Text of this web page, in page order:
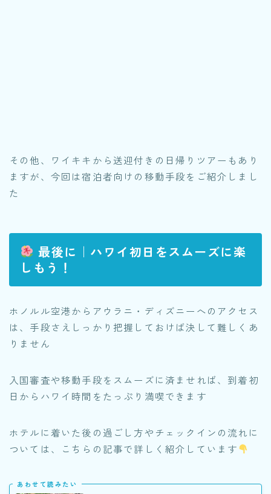
その他、ワイキキから送迎付きの日帰りツアーもあり
ますが、今回は宿泊者向けの移動手段をご紹介しまし
た
最後に｜ハワイ初日をスムーズに楽
しもう！
ホノルル空港からアウラニ・ディズニーへのアクセス
は、手段さえしっかり把握しておけば決して難しくあ
りません
入国審査や移動手段をスムーズに済ませれば、到着初
日からハワイ時間をたっぷり満喫できます
ホテルに着いた後の過ごし方やチェックインの流れに
ついては、こちらの記事で詳しく紹介しています
あわせて読みたい